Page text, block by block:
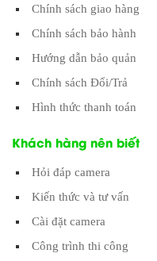
Chính sách giao hàng
Chính sách bảo hành
Hướng dẫn bảo quản
Chính sách Đổi/Trả
Hình thức thanh toán
Khách hàng nên biết
Hỏi đáp camera
Kiến thức và tư vấn
Cài đặt camera
Công trình thi công